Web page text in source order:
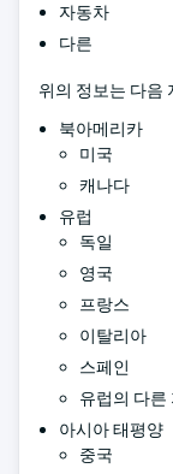
자동차
다른
위의 정보는 다음
북아메리카
미국
캐나다
유럽
독일
영국
프랑스
이탈리아
스페인
유럽의 다른
아시아 태평양
중국